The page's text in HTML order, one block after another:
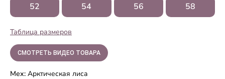
52 54 56 58
Таблица размеров
СМОТРЕТЬ ВИДЕО ТОВАРА
Мех: Арктическая лиса